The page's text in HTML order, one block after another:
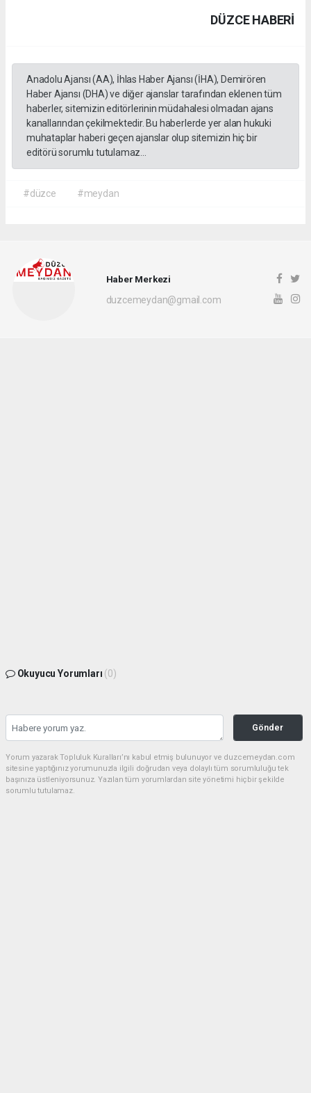
DÜZCE HABERİ
Anadolu Ajansı (AA), İhlas Haber Ajansı (İHA), Demirören
Haber Ajansı (DHA) ve diğer ajanslar tarafından eklenen tüm
haberler, sitemizin editörlerinin müdahalesi olmadan ajans
kanallarından çekilmektedir. Bu haberlerde yer alan hukuki
muhataplar haberi geçen ajanslar olup sitemizin hiç bir
editörü sorumlu tutulamaz...
#düzce #meydan
Haber Merkezi
duzcemeydan@gmail.com
Okuyucu Yorumları (0)
Gönder
Yorum yazarak Topluluk Kuralları’nı kabul etmiş bulunuyor ve duzcemeydan.com
sitesine yaptığınız yorumunuzla ilgili doğrudan veya dolaylı tüm sorumluluğu tek
başınıza üstleniyorsunuz. Yazılan tüm yorumlardan site yönetimi hiçbir şekilde
sorumlu tutulamaz.